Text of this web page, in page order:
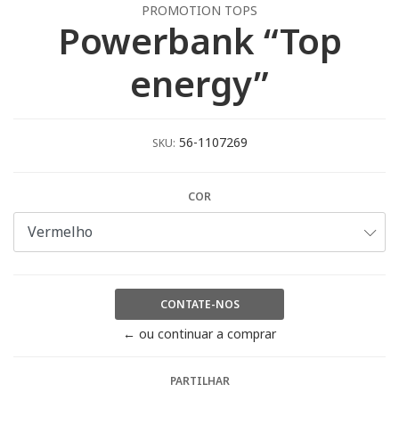
PROMOTION TOPS
Powerbank “Top
energy”
SKU: 56-1107269
COR
CONTATE-NOS
← ou continuar a comprar
PARTILHAR